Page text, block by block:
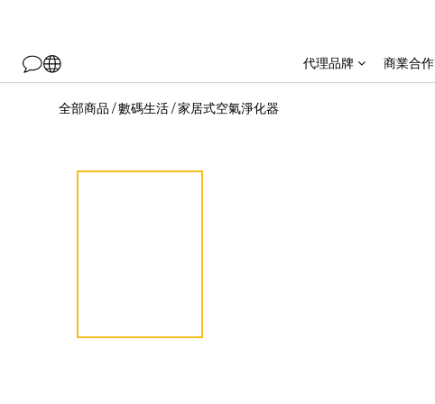
代理品牌 商業合作
全部商品 /數碼生活/家居式空氣淨化器